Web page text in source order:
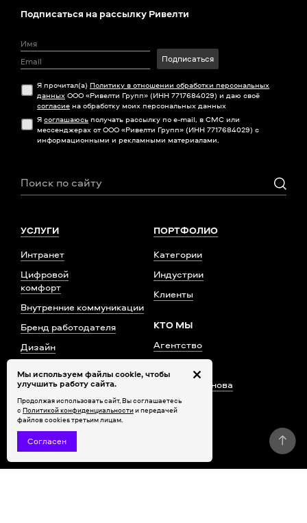
УСЛУГИ
Интранет
Цифровой
комфорт
Внутренние коммуникации
Бренд работодателя
Дизайн
Корп.ТВ
ПОРТФОЛИО
Категории
Индустрии
Клиенты
КТО МЫ
Агентство
Елена Богданова
Награды
Подписаться на рассылку Ривелти
Подписаться
Я прочитал(а) Политику в отношении обработки персональных
данных ООО «Ривелти Групп» (ИНН 7717684029) и даю своё
согласие на обработку моих персональных данных
Я соглашаюсь получать рассылку по e-mail, в СМС или
мессенджерах от ООО «Ривелти Групп» (ИНН 7717684029) с
информационными и рекламными материалами.
Мы используем файлы cookie, чтобы
улучшить работу сайта.
Продолжая использовать сайт, Вы соглашаетесь
с Политикой конфиденциальностии передачей
файлов cookies третьим лицам.
Согласен